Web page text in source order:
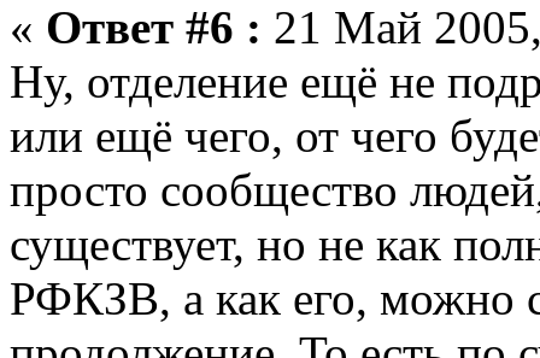
« Ответ #6 : 21 Май
Ну, отделение ещё не
или ещё чего, от чего
просто сообщество
существует, но не как
РФКЗВ, а как его, можно